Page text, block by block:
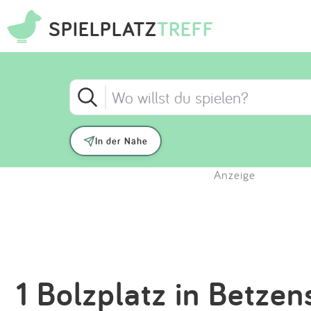
SPIELPLATZTREFF
In der Nähe
Anzeige
1 Bolzplatz in